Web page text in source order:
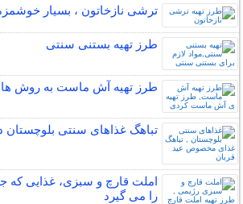
ترشی نازخاتون ، بسیار
طرز تهیه بستنی سنتی
طرز تهیه آش ماست به روش
تباهگ غذاهای سنتی بلوچستان
املت قارچ و سبزی، غذایی
را می گیرد